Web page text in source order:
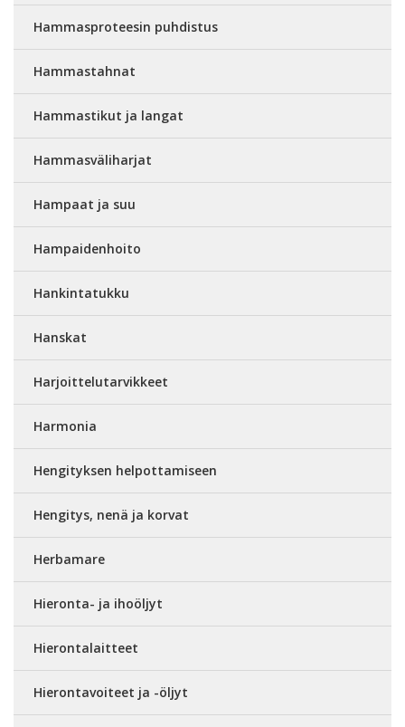
Hammasproteesin puhdistus
Hammastahnat
Hammastikut ja langat
Hammasväliharjat
Hampaat ja suu
Hampaidenhoito
Hankintatukku
Hanskat
Harjoittelutarvikkeet
Harmonia
Hengityksen helpottamiseen
Hengitys, nenä ja korvat
Herbamare
Hieronta- ja ihoöljyt
Hierontalaitteet
Hierontavoiteet ja -öljyt